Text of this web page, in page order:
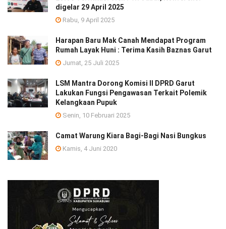
digelar 29 April 2025
Rabu, 9 April 2025
Harapan Baru Mak Canah Mendapat Program
Rumah Layak Huni : Terima Kasih Baznas Garut
Jumat, 25 Juli 2025
LSM Mantra Dorong Komisi II DPRD Garut
Lakukan Fungsi Pengawasan Terkait Polemik
Kelangkaan Pupuk
Senin, 10 Februari 2025
Camat Warung Kiara Bagi-Bagi Nasi Bungkus
Kamis, 4 Juni 2020